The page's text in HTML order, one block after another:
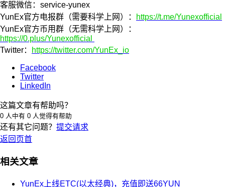
客服微信：service-yunex
YunEx官方电报群（需要科学上网）：
https://t.me/Yunexofficial
YunEx官方币用群（无需科学上网）：
https://0.plus/Yunexofficial
Twitter：
https://twitter.com/YunEx_io
Facebook
Twitter
LinkedIn
这篇文章有帮助吗？
0 人中有 0 人觉得有帮助
还有其它问题？ 提交请求
返回页首
相关文章
YunEx上线ETC(以太经典)，充值即送66YUN